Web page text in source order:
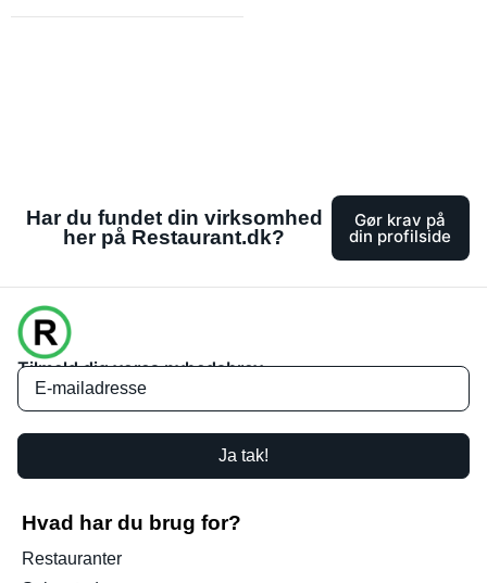
Har du fundet din virksomhed
her på Restaurant.dk?
Gør krav på
din profilside
Tilmeld dig vores nyhedsbrev
Ja tak!
Hvad har du brug for?
Restauranter